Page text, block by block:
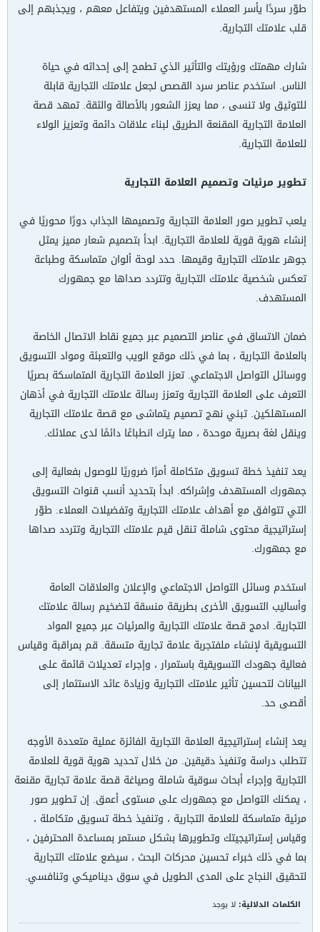
طوّر سردًا يأسر العملاء المستهدفين ويتفاعل معهم ، ويجذبهم إلى
قلب علامتك التجارية.
شارك مهمتك ورؤيتك والتأثير الذي تطمح إلى إحداثه في حياة
الناس. استخدم عناصر سرد القصص لجعل علامتك التجارية قابلة
للتوثيق ولا تنسى ، مما يعزز الشعور بالأصالة والثقة. تمهد قصة
العلامة التجارية المقنعة الطريق لبناء علاقات دائمة وتعزيز الولاء
للعلامة التجارية.
تطوير مرئيات وتصميم العلامة التجارية
يلعب تطوير صور العلامة التجارية وتصميمها الجذاب دورًا محوريًا في
إنشاء هوية قوية للعلامة التجارية. ابدأ بتصميم شعار مميز يمثل
جوهر علامتك التجارية وقيمها. حدد لوحة ألوان متماسكة وطباعة
تعكس شخصية علامتك التجارية وتتردد صداها مع جمهورك
المستهدف.
ضمان الاتساق في عناصر التصميم عبر جميع نقاط الاتصال الخاصة
بالعلامة التجارية ، بما في ذلك موقع الويب والتعبئة ومواد التسويق
ووسائل التواصل الاجتماعي. تعزز العلامة التجارية المتماسكة بصريًا
التعرف على العلامة التجارية وتعزز رسالة علامتك التجارية في أذهان
المستهلكين. تبني نهج تصميم يتماشى مع قصة علامتك التجارية
وينقل لغة بصرية موحدة ، مما يترك انطباعًا دائمًا لدى عملائك.
يعد تنفيذ خطة تسويق متكاملة أمرًا ضروريًا للوصول بفعالية إلى
جمهورك المستهدف وإشراكه. ابدأ بتحديد أنسب قنوات التسويق
التي تتوافق مع أهداف علامتك التجارية وتفضيلات العملاء. طوّر
إستراتيجية محتوى شاملة تنقل قيم علامتك التجارية وتتردد صداها
مع جمهورك.
استخدم وسائل التواصل الاجتماعي والإعلان والعلاقات العامة
وأساليب التسويق الأخرى بطريقة منسقة لتضخيم رسالة علامتك
التجارية. ادمج قصة علامتك التجارية والمرئيات عبر جميع المواد
التسويقية لإنشاء ملف​تجربة علامة تجارية متسقة. قم بمراقبة وقياس
فعالية جهودك التسويقية باستمرار ، وإجراء تعديلات قائمة على
البيانات لتحسين تأثير علامتك التجارية وزيادة عائد الاستثمار إلى
أقصى حد.
يعد إنشاء إستراتيجية العلامة التجارية الفائزة عملية متعددة الأوجه
تتطلب دراسة وتنفيذ دقيقين. من خلال تحديد هوية قوية للعلامة
التجارية وإجراء أبحاث سوقية شاملة وصياغة قصة علامة تجارية مقنعة
، يمكنك التواصل مع جمهورك على مستوى أعمق. إن تطوير صور
مرئية متماسكة للعلامة التجارية ، وتنفيذ خطة تسويق متكاملة ،
وقياس إستراتيجيتك وتطويرها بشكل مستمر بمساعدة المحترفين ،
بما في ذلك خبراء تحسين محركات البحث ، سيضع علامتك التجارية
لتحقيق النجاح على المدى الطويل في سوق ديناميكي وتنافسي.​
الكلمات الدلالية: لا يوجد